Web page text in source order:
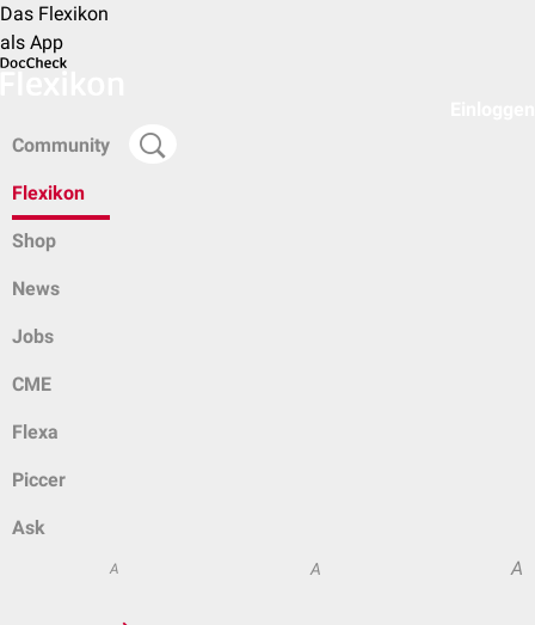
Das Flexikon
als App
Community
Flexikon
Shop
News
Jobs
CME
Flexa
Piccer
Ask
A A A